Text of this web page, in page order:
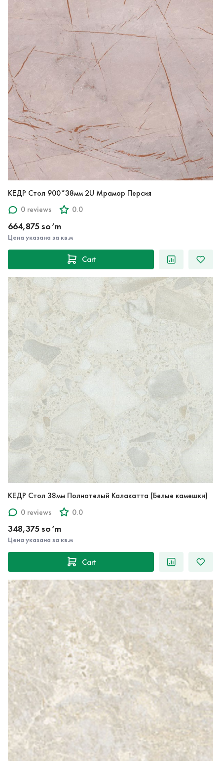
КЕДР Стол 900*38мм 2U Мрамор Персия
0 reviews
0.0
664,875 so‘m
Цена указана за кв.м
Cart
КЕДР Стол 38мм Полнотелый Калакатта (Белые камешки)
0 reviews
0.0
348,375 so‘m
Цена указана за кв.м
Cart